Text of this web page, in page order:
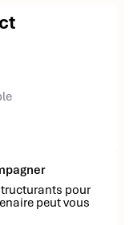
pour
peut vous